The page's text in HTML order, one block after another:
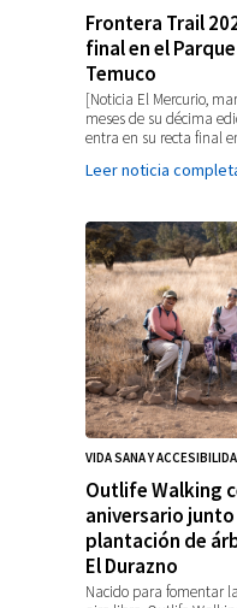
Frontera Trail
final en el
Temuco
[Noticia El Mercurio,
meses de su décima
entra en su recta final
Leer noticia
VIDA SANA Y
Outlife Walking
aniversario junto
plantación de
El Durazno
Nacido para fomentar